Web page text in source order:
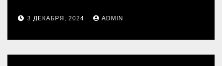
3 ДЕКАБРЯ, 2024 ADMIN